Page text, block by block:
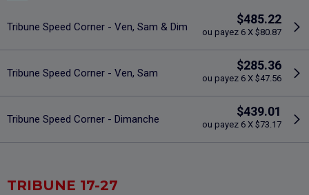
Tribune Speed Corner - Ven, Sam & Dim
$485.22
ou payez 6 X $80.87
Tribune Speed Corner - Ven, Sam
$285.36
ou payez 6 X $47.56
Tribune Speed Corner - Dimanche
$439.01
ou payez 6 X $73.17
TRIBUNE 17-27